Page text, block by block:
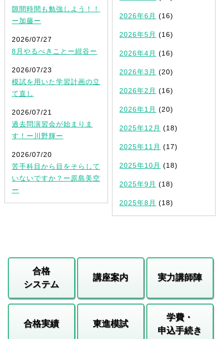
隙間時間も勉強しよう！！
ー加藤ー
2026/07/27
8月やるべきことー紺谷ー
2026/07/23
模試を用いた学習計画の立
て直し
2026/07/21
過去問演習会が始まりま
す！ー川野輝ー
2026/07/20
苦手科目から目をそらして
いないですか？ー原島美空
ー
2026年6月 (16)
2026年5月 (16)
2026年4月 (16)
2026年3月 (20)
2026年2月 (16)
2026年1月 (20)
2025年12月 (18)
2025年11月 (17)
2025年10月 (18)
2025年9月 (18)
2025年8月 (18)
合格
システム
講座案内 実力講師陣
合格実績 東進模試
学費・
申込手続き